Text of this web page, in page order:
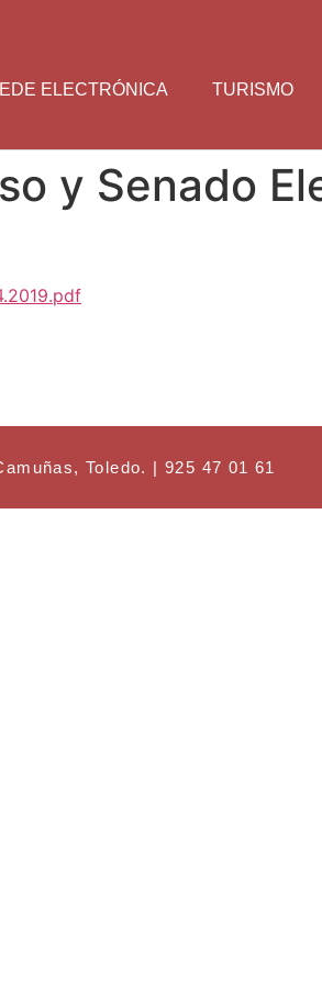
ELECTRÓNICA TURISMO
y Senado
Toledo. | 925 47 01 61